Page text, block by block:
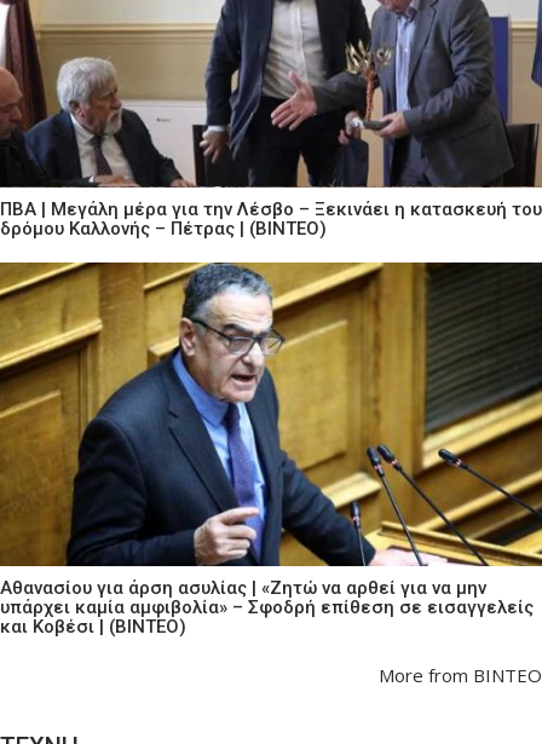
ΠΒΑ | Μεγάλη μέρα για την Λέσβο – Ξεκινάει η κατασκευή του
δρόμου Καλλονής – Πέτρας | (ΒΙΝΤΕΟ)
Αθανασίου για άρση ασυλίας | «Ζητώ να αρθεί για να μην
υπάρχει καμία αμφιβολία» – Σφοδρή επίθεση σε εισαγγελείς
και Κοβέσι | (ΒΙΝΤΕΟ)
More from ΒΙΝΤΕΟ